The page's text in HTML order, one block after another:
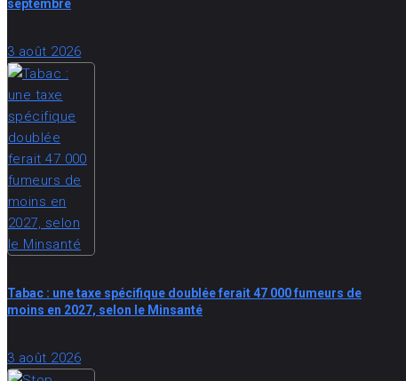
septembre
3 août 2026
Tabac : une taxe spécifique doublée ferait 47 000 fumeurs de
moins en 2027, selon le Minsanté
3 août 2026